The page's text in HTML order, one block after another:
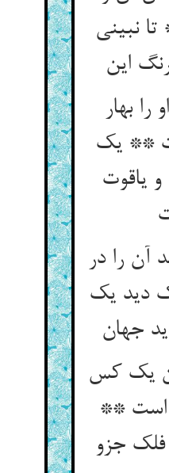
نبینی
بهار
** یک
یاقوت
آن را در
دید یک
یک کس
است **
فلک جزو